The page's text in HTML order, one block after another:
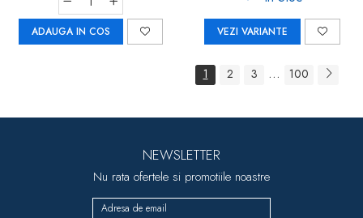
ADAUGA IN COS VEZI VARIANTE
1 2 3 ... 100
NEWSLETTER
Nu rata ofertele si promotiile noastre